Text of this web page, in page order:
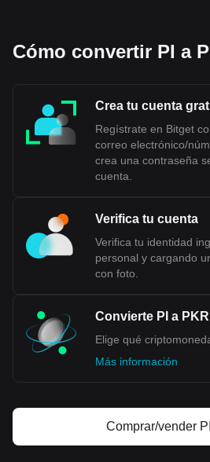
Cómo convertir PI a
Crea tu cuenta
Regístrate en Bitget
correo electrónico/
crea una contraseña
cuenta.
Verifica tu cuenta
Verifica tu identidad
personal y cargando
con foto.
Convierte PI a PKR
Elige qué
Más información
Comprar/vender